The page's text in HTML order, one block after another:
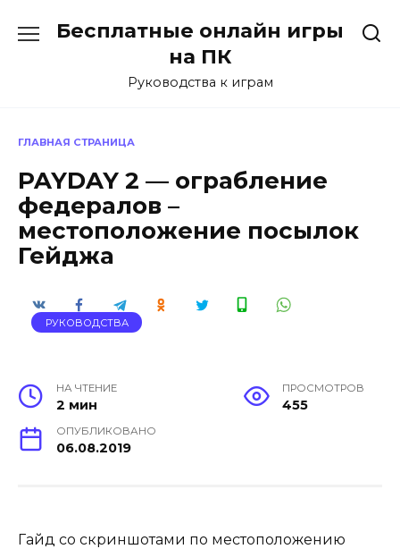
Бесплатные онлайн игры
на ПК
Руководства к играм
ГЛАВНАЯ СТРАНИЦА
PAYDAY 2 — ограбление
федералов –
местоположение посылок
Гейджа
РУКОВОДСТВА
НА ЧТЕНИЕ
2 мин
ПРОСМОТРОВ
455
ОПУБЛИКОВАНО
06.08.2019
Гайд со скриншотами по местоположению